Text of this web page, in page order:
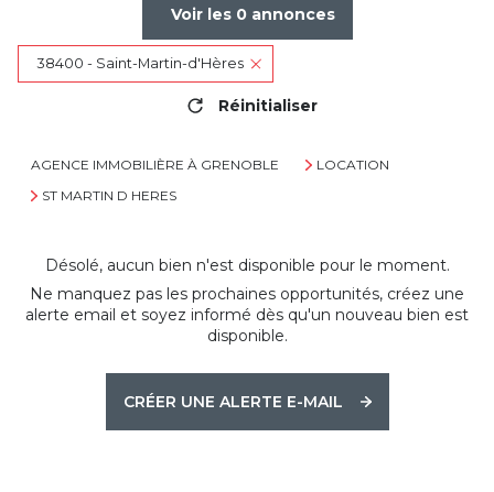
Voir les 0annonces
38400 - Saint-Martin-d'Hères
Réinitialiser
AGENCE IMMOBILIÈRE À GRENOBLE
LOCATION
ST MARTIN D HERES
Désolé, aucun bien n'est disponible pour le moment.
Ne manquez pas les prochaines opportunités, créez une
alerte email et soyez informé dès qu'un nouveau bien est
disponible.
CRÉER UNE ALERTE E-MAIL